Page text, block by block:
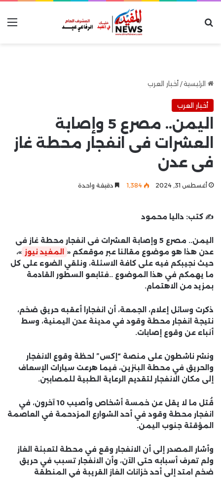
الرئيسية/ أخبار العرب
أخبار العرب
اليمن.. مصرع 5 وإصابة
العشرات فى انفجار محطة غاز
فى عدن
أغسطس 31, 2024 1٬384 دقيقة واحدة
✍️ كتب: داليا محمود
اليمن.. مصرع 5 وإصابة العشرات فى انفجار محطة غاز فى
عدن هذا هو موضوع مقالنا عبر موقعكم «
المفيد نيوز »،
حيث نجيبكم فيه على كافة الاسئلة، ونلقي الضوء على كل
ما يهمكم في هذا الموضوع ..فتابعو السطور القادمة
بمزيد من الاهتمام.
ذكرت وسائل إعلام، الجمعة، أن انفجارا أعقبه حريق ضخم،
نتيجة انفجار محطة وقود في مدينة عدن اليمنية، وسط
أنباء عن وقوع إصابات.
ونشر ناشطون على منصة “إكس” لحظة وقوع الانفجار
والحريق في محطة البنزين، فيما هرعت سيارات الإسعاف
إلى مكان الانفجار لتقديم الرعاية الطبية للمصابين.
قُتل ما لا يقل عن خمسة أشخاص وأصيب 10 آخرون، في
انفجار محطة وقود في أحد الشوارع المزدحمة في العاصمة
المؤقتة جنوب اليمن.
وأشار المصدر إلى أن الانفجار وقع في محطة لتعبئة الغاز
ولم تعرف أسبابه حتى الآن، وأن الانفجار تسبب في حريق
ضخم امتد إلى أحد خزانات الغاز القريبة في المنطقة